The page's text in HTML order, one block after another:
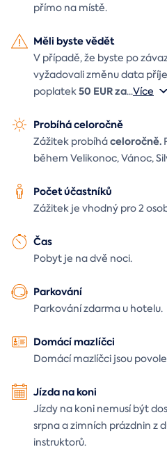
přímo na místě.
Měli byste vědět
V případě, že byste po
vyžadovali změnu data
poplatek50 EUR za...Více
Probíhá celoročně
Zážitek probíháceloročně.
během Velikonoc, Vánoc,
Počet účastníků
Zážitek je vhodný pro 2
Čas
Pobyt je na dvě noci.
Parkování
Parkování zdarma u hotelu.
Domácí mazlíčci
Domácí mazlíčci jsou
Jízda na koni
Jízdy na koni nemusí být
srpna a zimních prázdnin z
instruktorů.